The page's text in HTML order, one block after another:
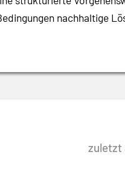
nachhaltige
zuletzt